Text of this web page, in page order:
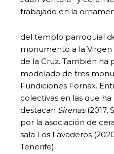
trabajado en la
del templo parroquial
monumento a la
de la Cruz. También ha
modelado de tres
Fundiciones Fornax.
colectivas en las que
destacan Sirenas(2017,
por la asociación de
sala Los Lavaderos
Tenerife).